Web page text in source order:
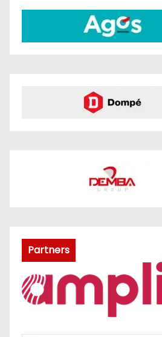
Partners